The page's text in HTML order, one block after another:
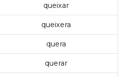
queixar
queixera
quera
querar